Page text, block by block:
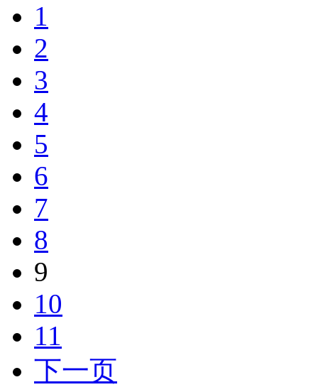
1
2
3
4
5
6
7
8
9
10
11
下一页